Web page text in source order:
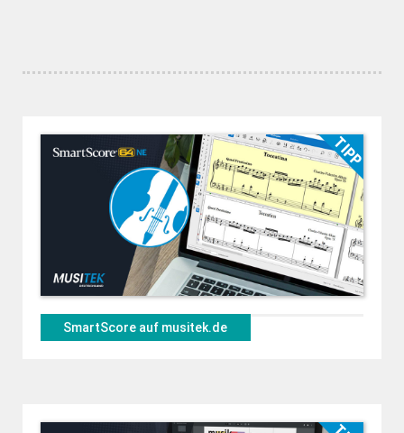
SmartScore auf musitek.de